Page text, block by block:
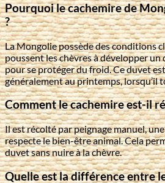
Pourquoi le cachemire de
?
La Mongolie possède des conditions
poussent les chèvres à développer
pour se protéger du froid. Ce duvet
généralement au printemps, lorsqu’il
Comment le cachemire est-il
Il est récolté par peignage manuel,
respecte le bien-être animal. Cela
duvet sans nuire à la chèvre.
Quelle est la différence entre